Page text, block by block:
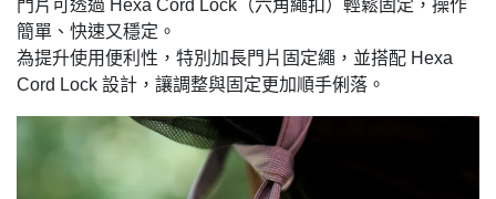
門片可透過 Hexa Cord Lock（六角繩扣）輕鬆固定，操作
簡單、快速又穩定。
為提升使用便利性，特別加長門片固定繩，並搭配 Hexa
Cord Lock 設計，讓調整與固定更加順手俐落。